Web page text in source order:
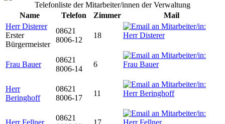
Telefonliste der Mitarbeiter/innen der Verwaltung
Name
Telefon Zimmer
Mail
Herr Disterer
Erster
Bürgermeister
08621
8006-12
18
Frau Bauer
08621
8006-14
6
Herr
Beringhoff
08621
8006-17
11
08621